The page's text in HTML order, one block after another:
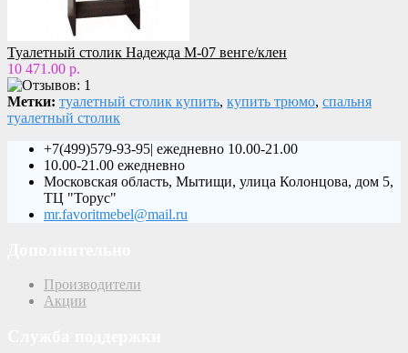
Туалетный столик Надежда М-07 венге/клен
10 471.00 р.
Метки: туалетный столик купить, купить трюмо, спальня
туалетный столик
+7(499)579-93-95| ежедневно 10.00-21.00
10.00-21.00 ежедневно
Московская область, Мытищи, улица Колонцова, дом 5,
ТЦ "Торус"
mr.favoritmebel@mail.ru
Производители
Акции